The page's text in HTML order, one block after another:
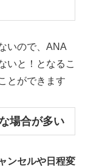
いので、ANA
いと！となるこ
とができます
場合が多い
ンセルや日程変